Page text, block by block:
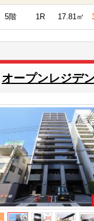
5階 1R 17.81㎡
オープンレジデ